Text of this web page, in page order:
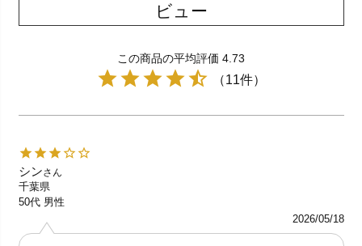
ビュー
この商品の平均評価 4.73
（11件）
シンさん
千葉県
50代 男性
2026/05/18